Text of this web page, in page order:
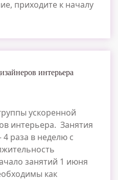
приходите к началу
интерьера
ускоренной
интерьера. Занятия
4 раза в неделю с
занятий 1 июня
как